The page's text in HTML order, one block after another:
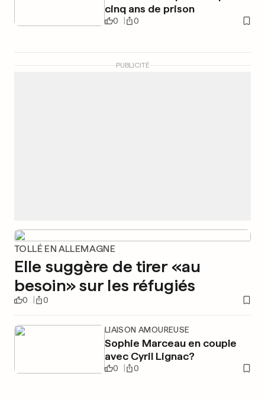
cinq ans de prison
0 0
PUBLICITÉ
TOLLÉ EN ALLEMAGNE
Elle suggère de tirer «au
besoin» sur les réfugiés
0 0
LIAISON AMOUREUSE
Sophie Marceau en couple
avec Cyril Lignac?
0 0